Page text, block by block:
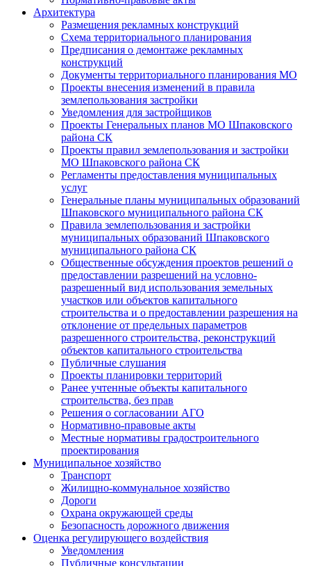
Архитектура
Размещения рекламных конструкций
Схема территориального планирования
Предписания о демонтаже рекламных
конструкций
Документы территориального планирования МО
Проекты внесения изменений в правила
землепользования застройки
Уведомления для застройщиков
Проекты Генеральных планов МО Шпаковского
района СК
Проекты правил землепользования и застройки
МО Шпаковского района СК
Регламенты предоставления муниципальных
услуг
Генеральные планы муниципальных образований
Шпаковского муниципального района СК
Правила землепользования и застройки
муниципальных образований Шпаковского
муниципального района СК
Общественные обсуждения проектов решений о
предоставлении разрешений на условно-
разрешенный вид использования земельных
участков или объектов капитального
строительства и о предоставлении разрешения на
отклонение от предельных параметров
разрешенного строительства, реконструкций
объектов капитального строительства
Публичные слушания
Проекты планировки территорий
Ранее учтенные объекты капитального
строительства, без прав
Решения о согласовании АГО
Нормативно-правовые акты
Местные нормативы градостроительного
проектирования
Муниципальное хозяйство
Транспорт
Жилищно-коммунальное хозяйство
Дороги
Охрана окружающей среды
Безопасность дорожного движения
Оценка регулирующего воздействия
Уведомления
Публичные консультации